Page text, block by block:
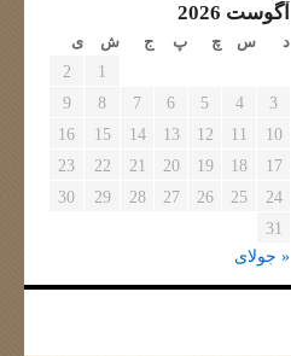
آگوست 2026
د س چ پ ج ش ی
1
2
3
4
5
6
7
8
9
10
11
12
13
14
15
16
17
18
19
20
21
22
23
24
25
26
27
28
29
30
31
« جولای